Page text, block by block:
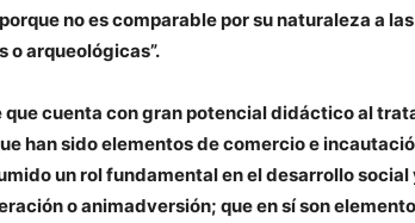
no es comparable por su naturaleza a
o arqueológicas”.
que cuenta con gran potencial didáctico al
han sido elementos de comercio e
un rol fundamental en el desarrollo
o animadversión; que en sí son